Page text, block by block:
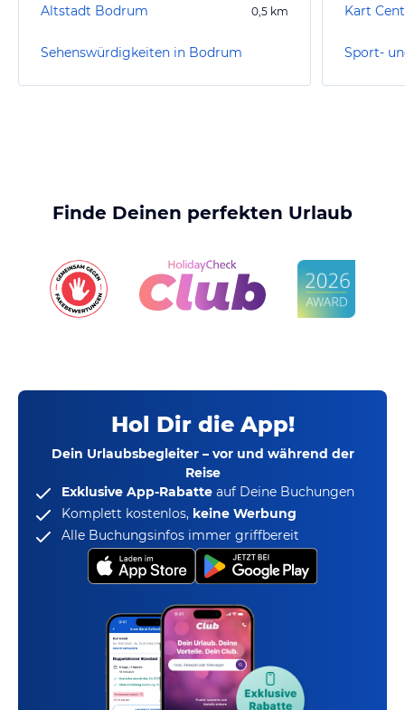
Altstadt Bodrum 0,5 km
Sehenswürdigkeiten in Bodrum
Kart
Finde Deinen perfekten Urlaub
Hol Dir die App!
Dein Urlaubsbegleiter – vor und während der
Reise
Exklusive App-Rabatte auf Deine Buchungen
Komplett kostenlos, keine Werbung
Alle Buchungsinfos immer griffbereit